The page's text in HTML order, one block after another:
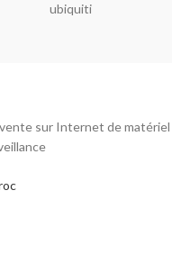
ubiquiti
sur Internet de matériel